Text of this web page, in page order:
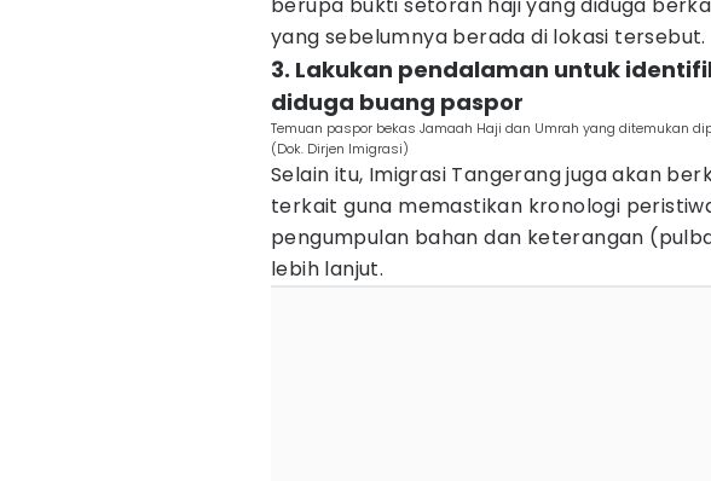
yang sebelumnya berada di lokasi tersebut.
3. Lakukan pendalaman untuk
diduga buang paspor
Temuan paspor bekas Jamaah Haji dan Umrah yang ditemukan
(Dok. Dirjen Imigrasi)
Selain itu, Imigrasi Tangerang juga akan
terkait guna memastikan kronologi
pengumpulan bahan dan keterangan
lebih lanjut.